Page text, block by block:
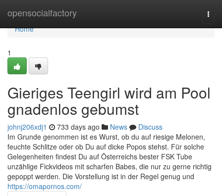
opensocialfactory
Home
Home
1
Gieriges Teengirl wird am Pool
gnadenlos gebumst
johnj206xdj1 733 days ago News
Discuss
Im Grunde genommen ist es Wurst, ob du auf riesige Melonen,
feuchte Schlitze oder ob Du auf dicke Popos stehst. Für solche
Gelegenheiten findest Du auf Österreichs bester FSK Tube
unzählige Fickvideos mit scharfen Babes, die nur zu gerne richtig
gepoppt werden. Die Vorstellung ist in der Regel genug und
https://omapornos.com/